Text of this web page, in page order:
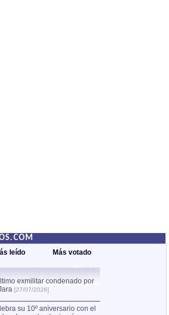
leído Más votado
exmilitar condenado por
[27/07/2026]
su 10º aniversario con el